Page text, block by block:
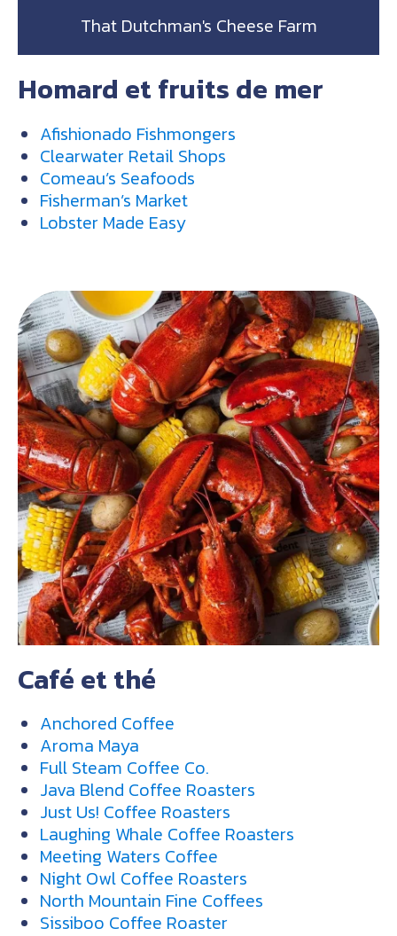
That Dutchman's Cheese Farm
Homard et fruits de mer
Afishionado Fishmongers
Clearwater Retail Shops
Comeau’s Seafoods
Fisherman’s Market
Lobster Made Easy
Café et thé
Anchored Coffee
Aroma Maya
Full Steam Coffee Co.
Java Blend Coffee Roasters
Just Us! Coffee Roasters
Laughing Whale Coffee Roasters
Meeting Waters Coffee
Night Owl Coffee Roasters
North Mountain Fine Coffees
Sissiboo Coffee Roaster